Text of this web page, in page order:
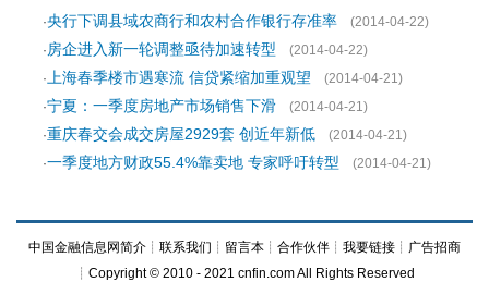
·央行下调县域农商行和农村合作银行存准率
(2014-04-22)
· 房企进入新一轮调整亟待加速转型
(2014-04-22)
· 上海春季楼市遇寒流 信贷紧缩加重观望
(2014-04-21)
·宁夏：一季度房地产市场销售下滑
(2014-04-21)
·重庆春交会成交房屋2929套 创近年新低
(2014-04-21)
·一季度地方财政55.4%靠卖地 专家呼吁转型 (2014-04-21)
中国金融信息网简介 ┊ 联系我们 ┊ 留言本 ┊ 合作伙伴 ┊ 我要链接 ┊ 广告招商
┊Copyright © 2010 - 2021 cnfin.com All Rights Reserved